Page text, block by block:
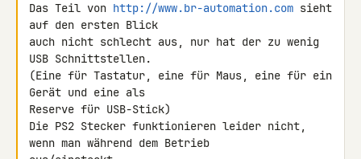
Das Teil von http://www.br-automation.com sieht
auf den ersten Blick
auch nicht schlecht aus, nur hat der zu wenig
USB Schnittstellen.
(Eine für Tastatur, eine für Maus, eine für ein
Gerät und eine als
Reserve für USB-Stick)
Die PS2 Stecker funktionieren leider nicht,
wenn man während dem Betrieb